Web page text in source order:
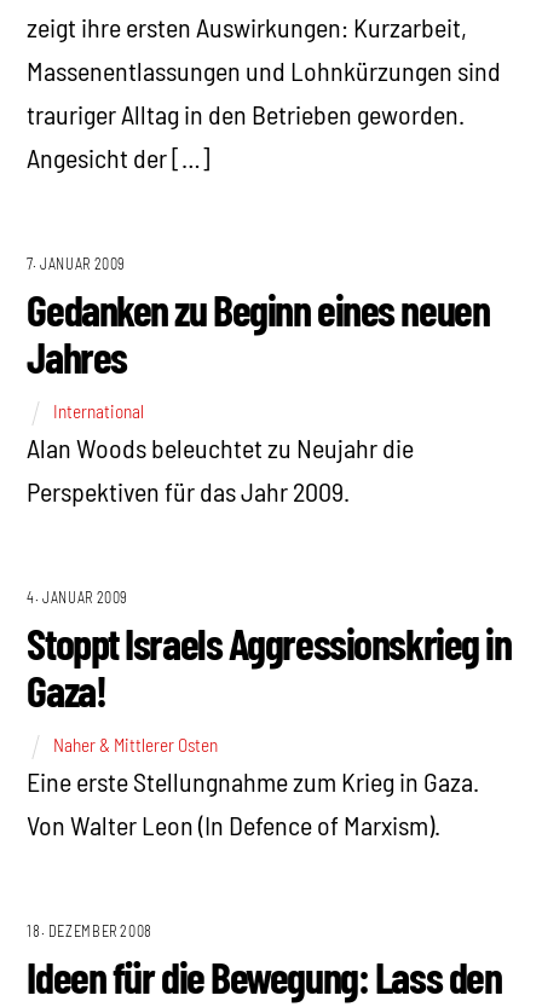
zeigt ihre ersten Auswirkungen: Kurzarbeit,
Massenentlassungen und Lohnkürzungen sind
trauriger Alltag in den Betrieben geworden.
Angesicht der […]
7. JANUAR 2009
Gedanken zu Beginn eines neuen
Jahres
International
Alan Woods beleuchtet zu Neujahr die
Perspektiven für das Jahr 2009.
4. JANUAR 2009
Stoppt Israels Aggressionskrieg in
Gaza!
Naher & Mittlerer Osten
Eine erste Stellungnahme zum Krieg in Gaza.
Von Walter Leon (In Defence of Marxism).
18. DEZEMBER 2008
Ideen für die Bewegung: Lass den